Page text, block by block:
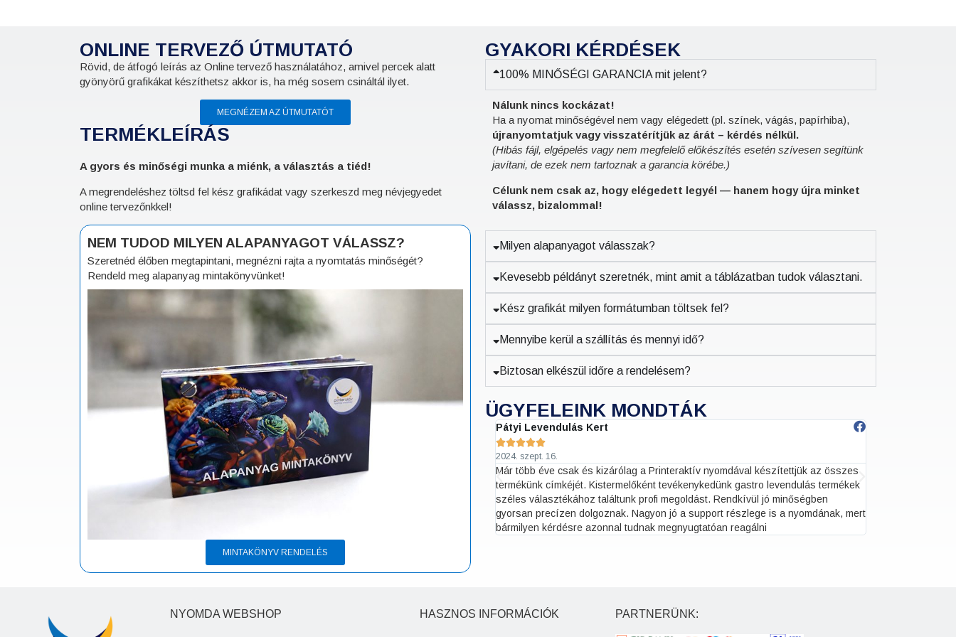
ONLINE TERVEZŐ ÚTMUTATÓ
Rövid, de átfogó leírás az Online tervező használatához, amivel percek alatt
gyönyörű grafikákat készíthetsz akkor is, ha még sosem csináltál ilyet.
MEGNÉZEM AZ ÚTMUTATÓT
TERMÉKLEÍRÁS
A gyors és minőségi munka a miénk, a választás a tiéd!
A megrendeléshez töltsd fel kész grafikádat vagy szerkeszd meg névjegyedet
online tervezőnkkel!
NEM TUDOD MILYEN ALAPANYAGOT VÁLASSZ?
Szeretnéd élőben megtapintani, megnézni rajta a nyomtatás minőségét?
Rendeld meg alapanyag mintakönyvünket!
MINTAKÖNYV RENDELÉS
GYAKORI KÉRDÉSEK
100% MINŐSÉGI GARANCIA mit jelent?
Nálunk nincs kockázat!
Ha a nyomat minőségével nem vagy elégedett (pl. színek, vágás, papírhiba),
újranyomtatjuk vagy visszatérítjük az árát – kérdés nélkül.
(Hibás fájl, elgépelés vagy nem megfelelő előkészítés esetén szívesen segítünk
javítani, de ezek nem tartoznak a garancia körébe.)
Célunk nem csak az, hogy elégedett legyél — hanem hogy újra minket
válassz, bizalommal!
Milyen alapanyagot válasszak?
Kevesebb példányt szeretnék, mint amit a táblázatban tudok választani.
Kész grafikát milyen formátumban töltsek fel?
Mennyibe kerül a szállítás és mennyi idő?
Biztosan elkészül időre a rendelésem?
ÜGYFELEINK MONDTÁK
Reformsziget

2025. május 31.
A webshopon időt spórolok az ajánlatkéréssel, hogy egyből látom az árakat. 3
opció közül ki tudom választani a szállítási határidőt, és látom annak megfelelően
hogyan módosul az ár. Segítőkész ügyfélszolgálat (sürgős esetben kiküldik e-
Pátyi Levendulás Kert

2024. szept. 16.
Már több éve csak és kizárólag a Printeraktív nyomdával készítettjük az összes
termékünk címkéjét. Kistermelőként tevékenykedünk gastro levendulás termékek
széles választékához találtunk profi megoldást. Rendkívül jó minőségben
gyorsan precízen dolgoznak. Nagyon jó a support részlege is a nyomdának, mert
bármilyen kérdésre azonnal tudnak megnyugtatóan reagálni
NYOMDA WEBSHOP HASZNOS INFORMÁCIÓK PARTNERÜNK: